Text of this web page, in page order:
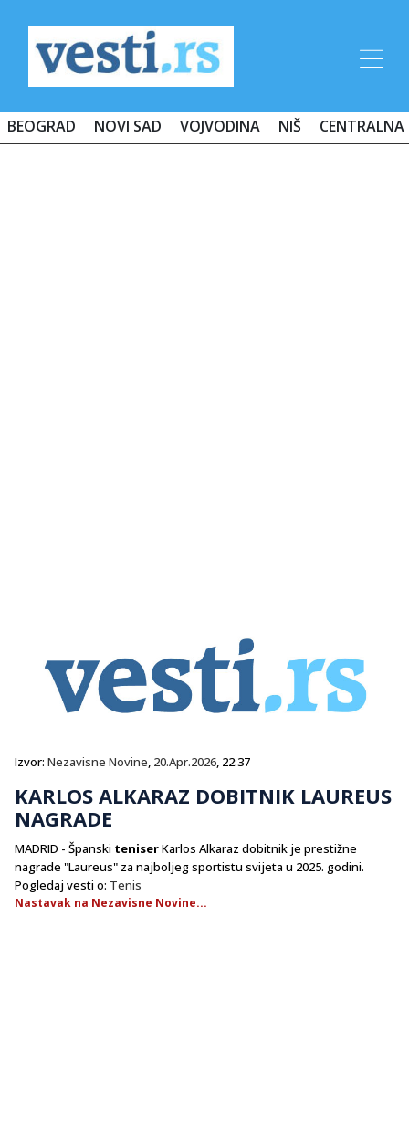
BEOGRAD NOVI SAD VOJVODINA NIŠ CENTRALNA
Izvor: Nezavisne Novine, 20.Apr.2026, 22:37
KARLOS ALKARAZ DOBITNIK LAUREUS
NAGRADE
MADRID - Španski teniserKarlos Alkaraz dobitnik je prestižne
nagrade "Laureus" za najboljeg sportistu svijeta u 2025. godini.
Pogledaj vesti o: Tenis
Nastavak na Nezavisne Novine...